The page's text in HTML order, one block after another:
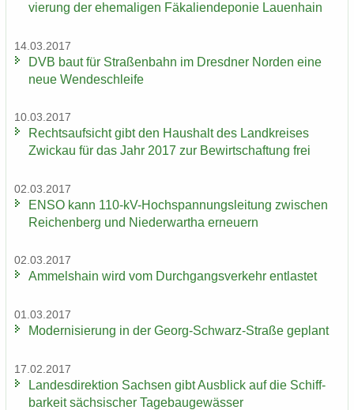
vie­rung der ehe­ma­li­gen Fä­ka­li­en­de­po­nie Lau­en­hain
14.03.2017
DVB baut für Stra­ßen­bahn im Dresd­ner Nor­den eine
neue Wen­de­schlei­fe
10.03.2017
Rechts­auf­sicht gibt den Haus­halt des Land­krei­ses
Zwi­ckau für das Jahr 2017 zur Be­wirt­schaf­tung frei
02.03.2017
ENSO kann 110-​kV-Hochspannungsleitung zwi­schen
Rei­chen­berg und Nie­der­wartha er­neu­ern
02.03.2017
Am­mels­hain wird vom Durch­gangs­ver­kehr ent­las­tet
01.03.2017
Mo­der­ni­sie­rung in der Georg-​Schwarz-Straße ge­plant
17.02.2017
Lan­des­di­rek­ti­on Sach­sen gibt Aus­blick auf die Schiff­
bar­keit säch­si­scher Ta­ge­bau­ge­wäs­ser